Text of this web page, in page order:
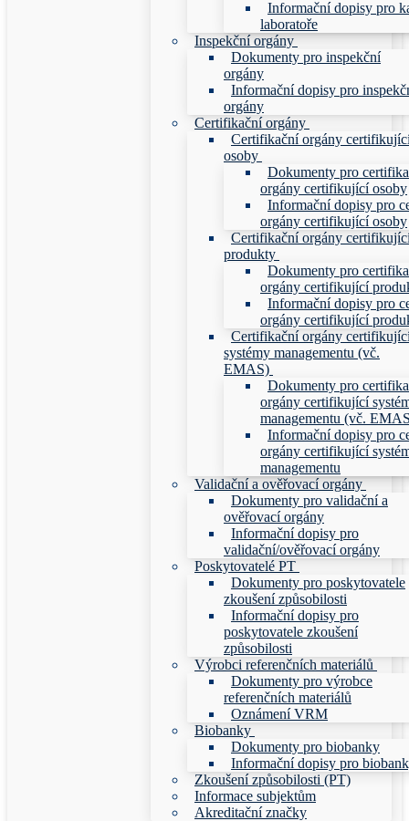
Informační dopisy pro
laboratoře
Inspekční orgány
Dokumenty pro inspekční
orgány
Informační dopisy pro
orgány
Certifikační orgány
Certifikační orgány
osoby
Dokumenty pro
orgány certifikující osoby
Informační dopisy pro
orgány certifikující osoby
Certifikační orgány
produkty
Dokumenty pro
orgány certifikující
Informační dopisy pro
orgány certifikující
Certifikační orgány
systémy managementu (vč.
EMAS)
Dokumenty pro
orgány certifikující
managementu (vč.
Informační dopisy pro
orgány certifikující
managementu
Validační a ověřovací orgány
Dokumenty pro validační a
ověřovací orgány
Informační dopisy pro
validační/ověřovací orgány
Poskytovatelé PT
Dokumenty pro poskytovatele
zkoušení způsobilosti
Informační dopisy pro
poskytovatele zkoušení
způsobilosti
Výrobci referenčních materiálů
Dokumenty pro výrobce
referenčních materiálů
Oznámení VRM
Biobanky
Dokumenty pro biobanky
Informační dopisy pro
Zkoušení způsobilosti (PT)
Informace subjektům
Akreditační značky